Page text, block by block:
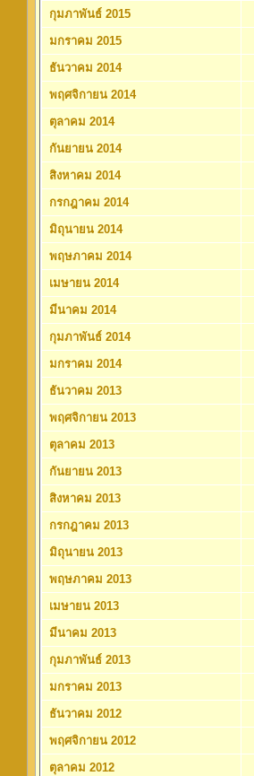
กุมภาพันธ์ 2015
มกราคม 2015
ธันวาคม 2014
พฤศจิกายน 2014
ตุลาคม 2014
กันยายน 2014
สิงหาคม 2014
กรกฎาคม 2014
มิถุนายน 2014
พฤษภาคม 2014
เมษายน 2014
มีนาคม 2014
กุมภาพันธ์ 2014
มกราคม 2014
ธันวาคม 2013
พฤศจิกายน 2013
ตุลาคม 2013
กันยายน 2013
สิงหาคม 2013
กรกฎาคม 2013
มิถุนายน 2013
พฤษภาคม 2013
เมษายน 2013
มีนาคม 2013
กุมภาพันธ์ 2013
มกราคม 2013
ธันวาคม 2012
พฤศจิกายน 2012
ตุลาคม 2012